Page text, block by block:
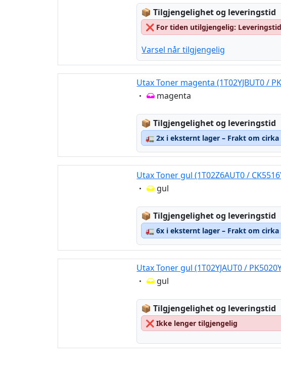
📦Lagerstatus:
Tilgjengelighet og leveringstid
❌ For tiden utilgjengelig:
Varsel når tilgjengelig
Utax Toner magenta (1T02YJBUT0 /
Eigenschaft:
magenta
📦Lagerstatus:
Tilgjengelighet og leveringstid
🚛 2x i eksternt lager – Frakt om
Utax Toner gul (1T02Z6AUT0 /
Eigenschaft:
gul
📦Lagerstatus:
Tilgjengelighet og leveringstid
🚛 6x i eksternt lager – Frakt om
Utax Toner gul (1T02YJAUT0 /
Eigenschaft:
gul
📦Lagerstatus:
Tilgjengelighet og leveringstid
❌ Ikke lenger tilgjengelig